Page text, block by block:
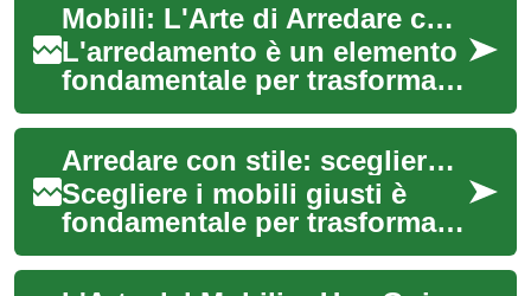
Mobili: L'Arte di Arredare con Stile e Funzionalità
L'arredamento è un elemento
fondamentale per trasformare
una casa in una dimora
accogliente e personale. I
mobili non...
Arredare con stile: scegliere i mobili ideali per casa
Scegliere i mobili giusti è
fondamentale per trasformare
una casa in uno spazio
accogliente e funzionale.